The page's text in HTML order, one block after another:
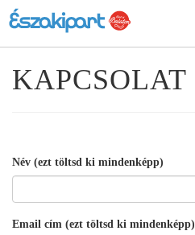
KAPCSOLAT
Név (ezt töltsd ki mindenképp)
Email cím (ezt töltsd ki mindenképp)